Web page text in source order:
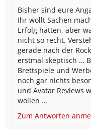
Bisher sind eure
Ihr wollt Sachen
Erfolg hätten, aber
nicht so recht.
gerade nach der
erstmal skeptisch …
Brettspiele und
noch gar nichts
und Avatar Reviews
wollen …
Zum Antworten